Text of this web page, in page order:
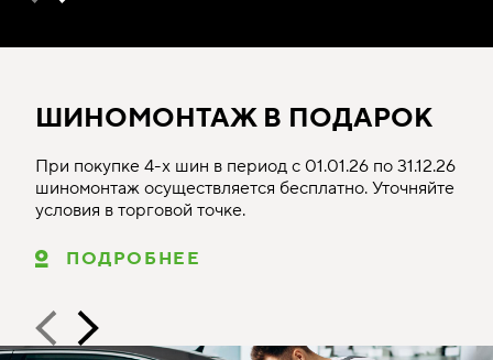
ШИНОМОНТАЖ В ПОДАРОК
При покупке 4-х шин в период с 01.01.26 по 31.12.26
шиномонтаж осуществляется бесплатно. Уточняйте
условия в торговой точке.
ПОДРОБНЕЕ